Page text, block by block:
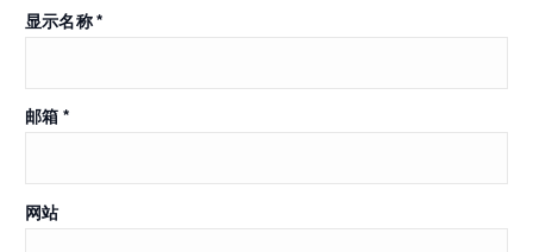
显示名称*
邮箱*
网站